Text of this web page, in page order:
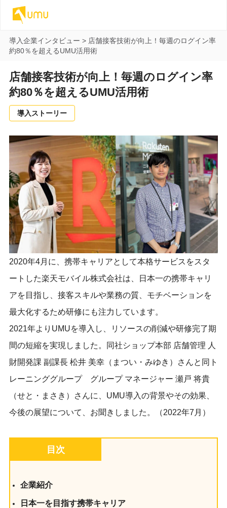
導入企業インタビュー > 店舗接客技術が向上！毎週のログイン率
約80％を超えるUMU活用術
店舗接客技術が向上！毎週のログイン率
約80％を超えるUMU活用術
導入ストーリー
2020年4月に、携帯キャリアとして本格サービスをスタ
ートした楽天モバイル株式会社は、日本一の携帯キャリ
アを目指し、接客スキルや業務の質、モチベーションを
最大化するため研修にも注力しています。
2021年よりUMUを導入し、リソースの削減や研修完了期
間の短縮を実現しました。同社ショップ本部 店舗管理 人
財開発課 副課長 松井 美幸（まつい・みゆき）さんと同ト
レーニンググループ グループ マネージャー 瀬戸 将貴
（せと・まさき）さんに、UMU導入の背景やその効果、
今後の展望について、お聞きしました。（2022年7月）
目次
企業紹介
日本一を目指す携帯キャリア